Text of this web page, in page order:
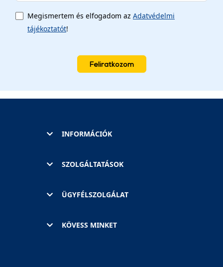
Megismertem és elfogadom az Adatvédelmi
tájékoztatót!
Feliratkozom
INFORMÁCIÓK
SZOLGÁLTATÁSOK
ÜGYFÉLSZOLGÁLAT
KÖVESS MINKET